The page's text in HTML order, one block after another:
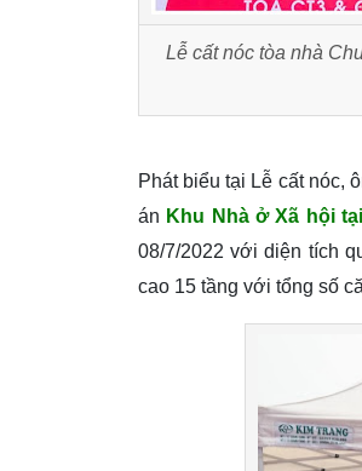
Lễ cất nóc tòa nhà
Phát biểu tại Lễ cất nóc,
án Khu Nhà ở Xã hội
08/7/2022 với diện tích
cao 15 tầng với tổng số